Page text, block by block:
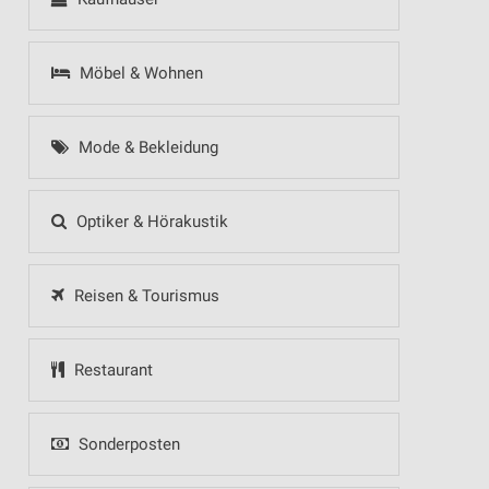
Möbel & Wohnen
Mode & Bekleidung
Optiker & Hörakustik
Reisen & Tourismus
Restaurant
Sonderposten